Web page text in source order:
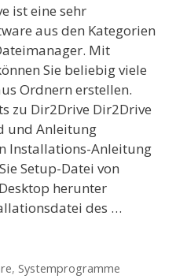
ist eine sehr
aus den Kategorien
Mit
Sie beliebig viele
Ordnern erstellen.
zu Dir2Drive Dir2Drive
und Anleitung
Installations-Anleitung
Setup-Datei von
herunter
des …
, Systemprogramme